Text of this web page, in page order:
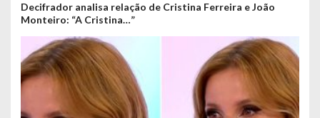
Decifrador analisa relação de Cristina Ferreira e João
Monteiro: “A Cristina…”